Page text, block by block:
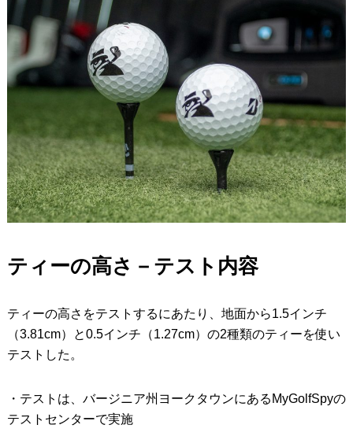
ティーの高さ－テスト内容
ティーの高さをテストするにあたり、地面から1.5インチ
（3.81cm）と0.5インチ（1.27cm）の2種類のティーを使い
テストした。
・テストは、バージニア州ヨークタウンにあるMyGolfSpyの
テストセンターで実施